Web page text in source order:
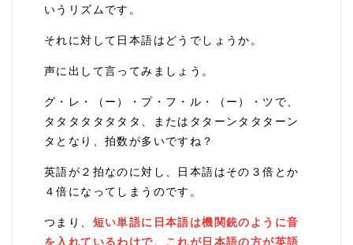
いうリズムです。
それに対して日本語はどうでしょうか。
声に出して言ってみましょう。
グ・レ・（ー）・プ・フ・ル・（ー）・ツで、
タタタタタタタタ、またはタターンタタターン
タとなり、拍数が多いですね？
英語が２拍なのに対し、日本語はその３倍とか
４倍になってしまうのです。
つまり、 短い単語に日本語は機関銃のように音
を入れているわけで、これが日本語の方が英語